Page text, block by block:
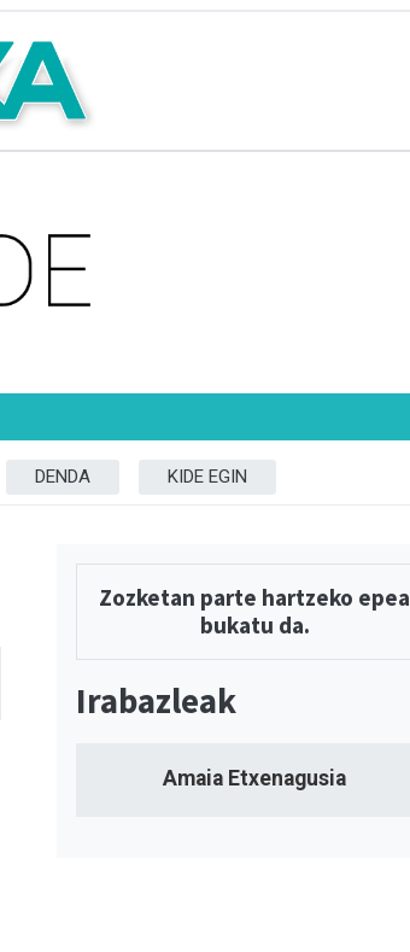
DENDA KIDE EGIN
Zozketan parte hartzeko epea
bukatu da.
Irabazleak
Amaia Etxenagusia